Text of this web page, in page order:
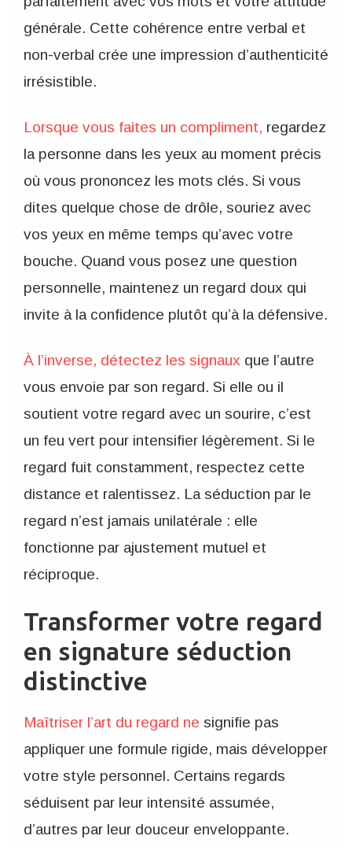
générale. Cette cohérence entre verbal et
non-verbal crée une impression d’authenticité
irrésistible.
Lorsque vous faites un compliment, regardez
la personne dans les yeux au moment précis
où vous prononcez les mots clés. Si vous
dites quelque chose de drôle, souriez avec
vos yeux en même temps qu’avec votre
bouche. Quand vous posez une question
personnelle, maintenez un regard doux qui
invite à la confidence plutôt qu’à la défensive.
À l’inverse, détectez les signaux que l’autre
vous envoie par son regard. Si elle ou il
soutient votre regard avec un sourire, c’est
un feu vert pour intensifier légèrement. Si le
regard fuit constamment, respectez cette
distance et ralentissez. La séduction par le
regard n’est jamais unilatérale : elle
fonctionne par ajustement mutuel et
réciproque.
Transformer votre regard
en signature séduction
distinctive
Maîtriser l’art du regard ne signifie pas
appliquer une formule rigide, mais développer
votre style personnel. Certains regards
séduisent par leur intensité assumée,
d’autres par leur douceur enveloppante.